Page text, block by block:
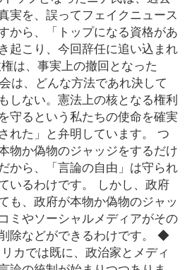
実を、誤ってフェイクニュース
から、「トップになる資格があ
起こり、今回辞任に追い込まれ
は、事実上の撤回となった
は、どんな方法であれ決して
しない。憲法上の核となる権利
守るという私たちの使命を確実
れた」と弁明しています。 つ
物か偽物のジャッジをするだけ
から、「言論の自由」は守られ
いるわけです。 しかし、政府
も、政府が本物か偽物のジャッ
ミやソーシャルメディアがその
除などができるわけです。 ◆
カでは既に、政治家とメディ